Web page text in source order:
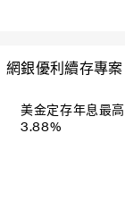
網銀優利續存專案
美金定存年息最高
3.88%